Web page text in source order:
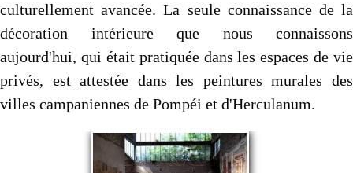
culturellement avancée. La seule connaissance de la
décoration intérieure que nous connaissons
aujourd'hui, qui était pratiquée dans les espaces de vie
privés, est attestée dans les peintures murales des
villes campaniennes de Pompéi et d'Herculanum.